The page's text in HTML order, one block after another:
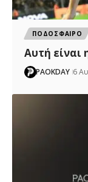
ΠΟΔΟΣΦΑΙΡΟ
Αυτή
PAOKDAY 6